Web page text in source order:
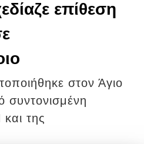
επίθεση
στον Άγιο
συντονισμένη
της